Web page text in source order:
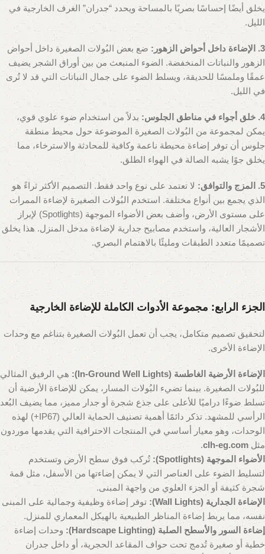
يخلق أيضًا إحساسًا بصريًا بالمساحة ويحدد “جدران” الغرف الخارجية في
الليل.
3. الإضاءة داخل أحواض الزهور:
ضع بعض البُولات الصغيرة داخل أحواض
الزهور والنباتات المنخفضة. الضوء المنبعث من بين أوراق الشجر يضيف
عمقًا وملمسًا للحديقة، ويسلط الضوء على جمال النباتات التي قد لا تُرى
في الليل.
4. خلق أجواء في مناطق الجلوس:
بدلاً من استخدام ضوء علوي قوي،
يمكن لمجموعة من البُولات الصغيرة الموضوعة حول محيط منطقة
جلوس أن توفر إضاءة محيطة ناعمة وكافية للمحادثة والاسترخاء، مما
يخلق جوًا يشبه الصالة في الهواء الطلق.
5. المزج والتوافق:
لا تعتمد على نوع واحد فقط. التصميم الأكثر ثراءً هو
الذي يجمع بين أنواع مختلفة. استخدم البُولات الصغيرة لإضاءة الممرات
على مستوى الأرض، وأضف بعض الأضواء الموجهة (Spotlights) لإبراز
الأشجار العالية، واستخدم مصابيح جدارية لإضاءة مدخل المنزل. هذا يخلق
تصميمًا متعدد الطبقات ومليئًا بالاهتمام البصري.
الجزء الرابع: مجموعة الأدوات الكاملة للإضاءة الخارجية
لتحقيق تصميم متكامل، يجب أن تعمل البُولات الصغيرة بتناغم مع وحدات
الإضاءة الأخرى.
الإضاءة الأرضية الغاطسة (In-Ground Well Lights):
هي الرفيق المثالي
للبُولات الصغيرة. بينما تضيء البُولات المسار، يمكن للإضاءة الأرضية أن
تسلط ضوءًا دراميًا للأعلى على جذع شجرة أو جدار مميز، مما يضيف البُعد
الرأسي للمشهد. تذكر دائمًا أهمية تصنيف الحماية العالي (IP67+) لهذه
الوحدات، وهو معيار أساسي في المنتجات الاحترافية التي يقدمها موردون
مثلclh-eg.com
.
الأضواء الموجهة (Spotlights):
تُركب فوق سطح الأرض وتستخدم
لتسليط الضوء على العناصر التي لا يمكن إضاءتها من الأسفل، مثل قمة
شجرة كثيفة أو الجزء العلوي من واجهة المبنى.
الإضاءة الجدارية (Wall Lights):
توفر إضاءة وظيفية وجمالية على المبنى
نفسه، مما يربط إضاءة المناظر الطبيعية بالهيكل المعماري للمنزل.
إضاءة السور والأسطح الصلبة (Hardscape Lighting):
وحدات إضاءة
خطية أو صغيرة تُدمج تحت حواف المقاعد الحجرية، أو داخل جدران